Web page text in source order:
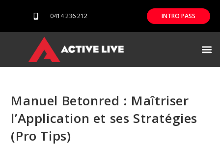
0414 236 212 INTRO PASS
Manuel Betonred : Maîtriser
l’Application et ses Stratégies
(Pro Tips)